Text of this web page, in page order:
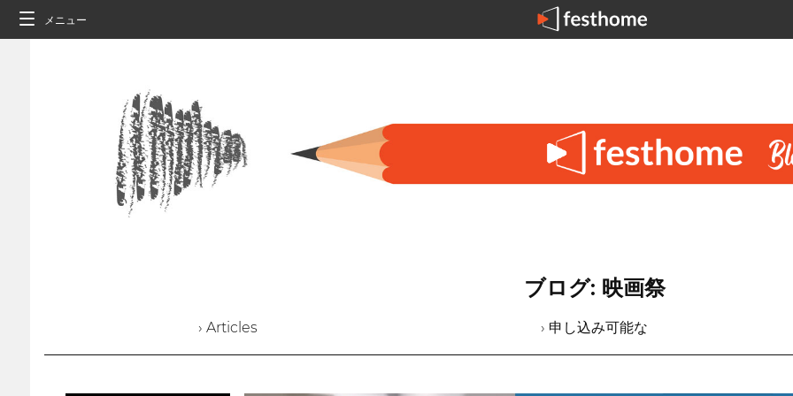
メニュー
ブログ: 映画祭
› Articles › 申し込み可能な